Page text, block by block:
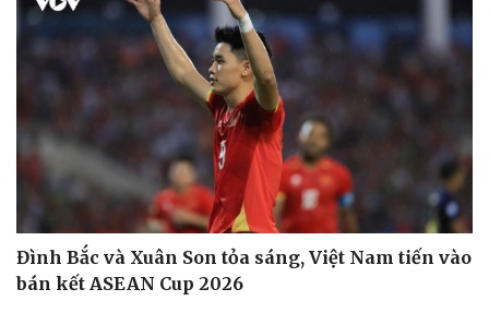
Đình Bắc và Xuân Son tỏa sáng, Việt Nam tiến vào
bán kết ASEAN Cup 2026